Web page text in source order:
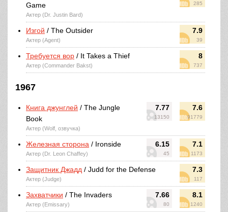
285
Game
Актер (Dr. Justin Bard)
7.9
39
Изгой / The Outsider
Актер (Agent)
8
737
Требуется вор / It Takes a Thief
Актер (Commander Bakst)
1967
7.77
13150
7.6
91779
Книга джунглей / The Jungle
Book
Актер (Wolf, озвучка)
6.15
45
7.1
1173
Железная сторона / Ironside
Актер (Dr. Leon Chaffey)
7.3
117
Защитник Джадд / Judd for the Defense
Актер (Judge)
7.66
80
8.1
1240
Захватчики / The Invaders
Актер (Emissary)